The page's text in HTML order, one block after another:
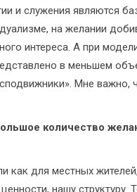
и служения являются
на желании
интереса. А при
в меньшем
Мне важно,
количество
для местных
нашу структуру.